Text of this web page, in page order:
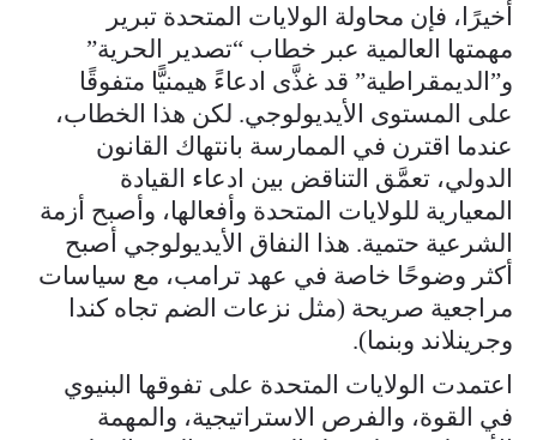
أخيرًا، فإن محاولة الولايات المتحدة تبرير
مهمتها العالمية عبر خطاب “تصدير الحرية”
و”الديمقراطية” قد غذَّى ادعاءً هيمنيًّا متفوقًا
على المستوى الأيديولوجي. لكن هذا الخطاب،
عندما اقترن في الممارسة بانتهاك القانون
الدولي، تعمَّق التناقض بين ادعاء القيادة
المعيارية للولايات المتحدة وأفعالها، وأصبح أزمة
الشرعية حتمية. هذا النفاق الأيديولوجي أصبح
أكثر وضوحًا خاصة في عهد ترامب، مع سياسات
مراجعية صريحة (مثل نزعات الضم تجاه كندا
وجرينلاند وبنما).
اعتمدت الولايات المتحدة على تفوقها البنيوي
في القوة، والفرص الاستراتيجية، والمهمة